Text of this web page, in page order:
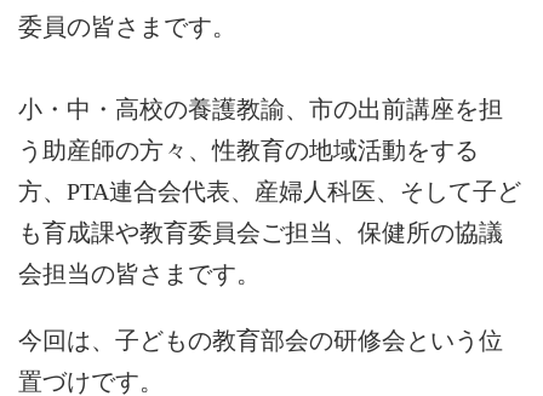
委員の皆さまです。
小・中・高校の養護教諭、市の出前講座を担
う助産師の方々、性教育の地域活動をする
方、PTA連合会代表、産婦人科医、そして子ど
も育成課や教育委員会ご担当、保健所の協議
会担当の皆さまです。
今回は、子どもの教育部会の研修会という位
置づけです。